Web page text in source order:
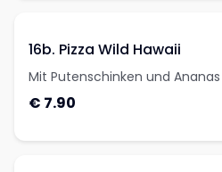
16b. Pizza Wild Hawaii
Mit Putenschinken und Ananas
€ 7.90